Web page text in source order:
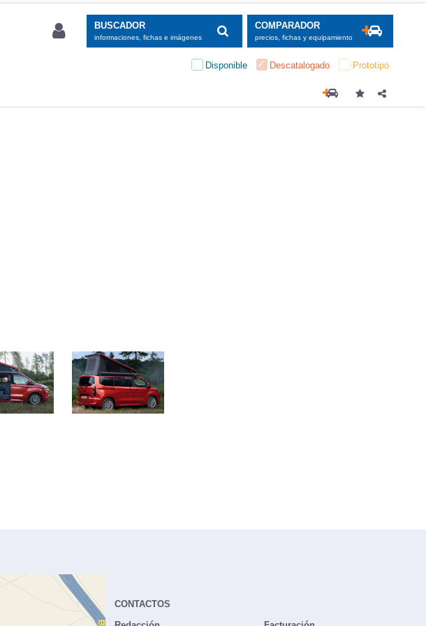
BUSCADOR
informaciones, fichas e imágenes
COMPARADOR
precios, fichas y equipamiento
Disponible Descatalogado Prototipo
CONTACTOS